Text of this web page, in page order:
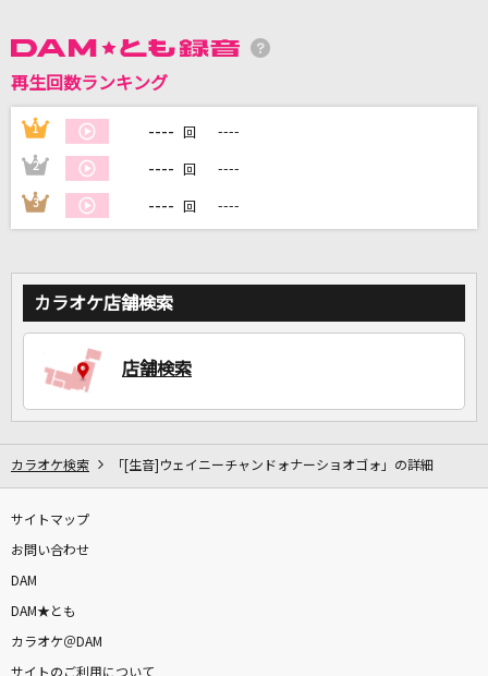
DAMの新曲・ランキングなど
自宅でカラオケ歌い放題！
家族や友達と一緒に！練習にも！
再生回数ランキング
1 ---- 回 ----
2 ---- 回 ----
3 ---- 回 ----
カラオケ店舗検索
店舗検索
カラオケ検索 「[生音]ウェイニーチャンドォナーショオゴォ」の詳細
サイトマップ
お問い合わせ
DAM
DAM★とも
カラオケ＠DAM
サイトのご利用について